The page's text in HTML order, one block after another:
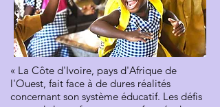
« La Côte d'Ivoire, pays d'Afrique de
l'Ouest, fait face à de dures réalités
concernant son système éducatif. Les défis